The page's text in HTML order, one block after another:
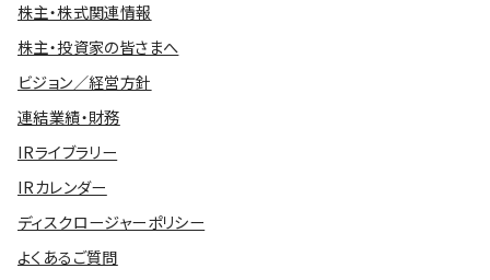
株主・株式関連情報
株主・投資家の皆さまへ
ビジョン／経営方針
連結業績・財務
IRライブラリー
IRカレンダー
ディスクロージャーポリシー
よくあるご質問